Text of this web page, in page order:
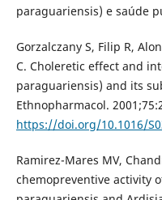
paraguariensis) e saúde
Gorzalczany S, Filip R,
C. Choleretic effect and
paraguariensis) and its
Ethnopharmacol.
https://doi.org/10.1016/
Ramirez-Mares MV,
chemopreventive activity